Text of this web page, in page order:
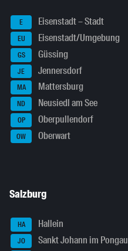
E Eisenstadt – Stadt
EU Eisenstadt/Umgebung
GS Güssing
JE Jennersdorf
MA Mattersburg
ND Neusiedl am See
OP Oberpullendorf
OW Oberwart
Salzburg
HA Hallein
JO Sankt Johann im Pongau